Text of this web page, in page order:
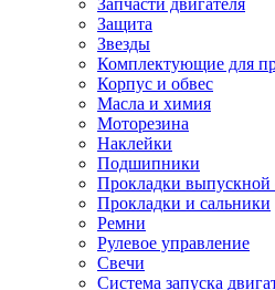
Защита
Звезды
Комплектующие для
Корпус и обвес
Масла и химия
Моторезина
Наклейки
Подшипники
Прокладки выпускной
Прокладки и сальники
Ремни
Рулевое управление
Свечи
Система запуска